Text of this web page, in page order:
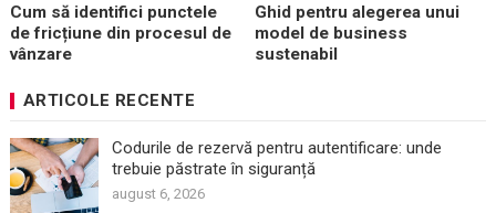
Cum să identifici punctele
de fricțiune din procesul de
vânzare
Ghid pentru alegerea unui
model de business
sustenabil
ARTICOLE RECENTE
Codurile de rezervă pentru autentificare: unde
trebuie păstrate în siguranță
august 6, 2026